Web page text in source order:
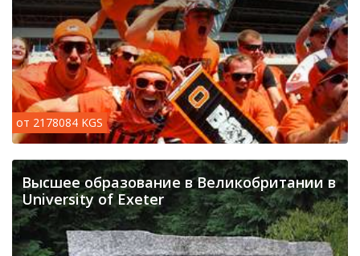
от 2178084 KGS
Высшее образование в Великобритании в
University of Exeter